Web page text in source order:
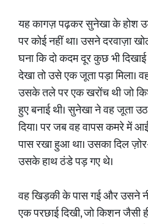
यह कागज़ पढ़कर सुनेखा के होश
पर कोई नहीं था। उसने दरवाज़ा
घना कि दो कदम दूर कुछ भी
देखा तो उसे एक जूता पड़ा मिला।
उसके तले पर एक खरोंच थी जो
हुए बनाई थी। सुनेखा ने वह जूता
दिया। पर जब वह वापस कमरे में
पास रखा हुआ था। उसका दिल
उसके हाथ ठंडे पड़ गए थे।
वह खिड़की के पास गई और उसने
एक परछाई दिखी, जो किशन जैसी